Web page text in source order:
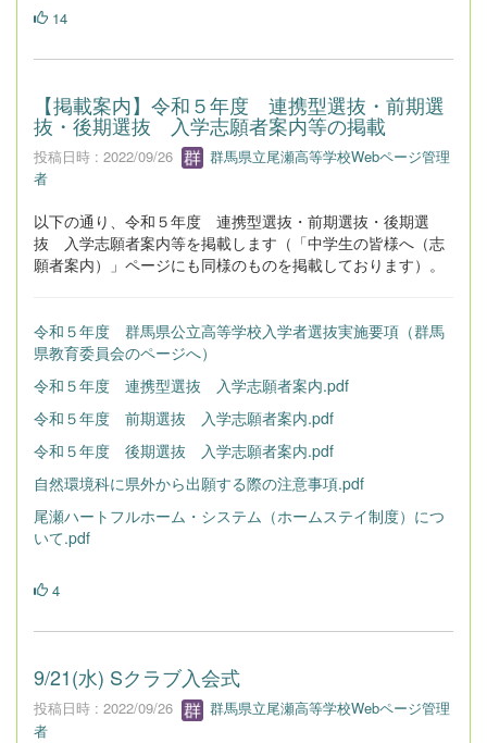
14
【掲載案内】令和５年度 連携型選抜・前期選
抜・後期選抜 入学志願者案内等の掲載
投稿日時 : 2022/09/26
群馬県立尾瀬高等学校Webページ管理
者
以下の通り、令和５年度 連携型選抜・前期選抜・後期選
抜 入学志願者案内等を掲載します（「中学生の皆様へ（志
願者案内）」ページにも同様のものを掲載しております）。
令和５年度 群馬県公立高等学校入学者選抜実施要項（群馬
県教育委員会のページへ）
令和５年度 連携型選抜 入学志願者案内.pdf
令和５年度 前期選抜 入学志願者案内.pdf
令和５年度 後期選抜 入学志願者案内.pdf
自然環境科に県外から出願する際の注意事項.pdf
尾瀬ハートフルホーム・システム（ホームステイ制度）につ
いて.pdf
4
9/21(水) Sクラブ入会式
投稿日時 : 2022/09/26
群馬県立尾瀬高等学校Webページ管理
者